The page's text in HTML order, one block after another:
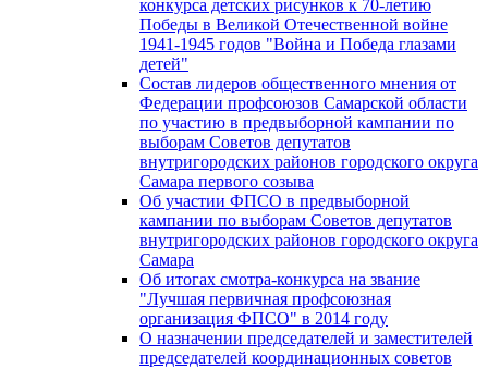
конкурса детских рисунков к 70-летию
Победы в Великой Отечественной войне
1941-1945 годов "Война и Победа глазами
детей"
Состав лидеров общественного мнения от
Федерации профсоюзов Самарской области
по участию в предвыборной кампании по
выборам Советов депутатов
внутригородских районов городского округа
Самара первого созыва
Об участии ФПСО в предвыборной
кампании по выборам Советов депутатов
внутригородских районов городского округа
Самара
Об итогах смотра-конкурса на звание
"Лучшая первичная профсоюзная
организация ФПСО" в 2014 году
О назначении председателей и заместителей
председателей координационных советов